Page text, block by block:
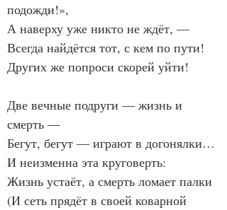
подожди!»,
А наверху уже никто не ждёт, —
Всегда найдётся тот, с кем по пути!
Других же попроси скорей уйти!
Две вечные подруги — жизнь и
смерть —
Бегут, бегут — играют в догонялки…
И неизменна эта круговерть:
Жизнь устаёт, а смерть ломает палки
(И сеть прядёт в своей коварной